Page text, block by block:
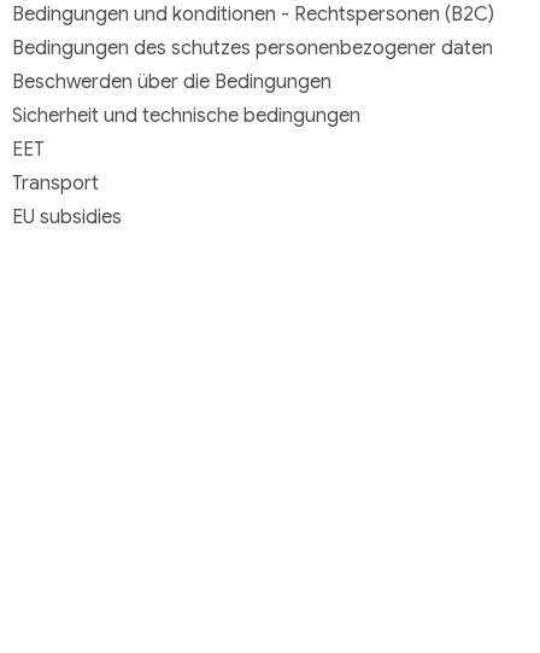
Bedingungen und konditionen - Rechtspersonen (B2C)
Bedingungen des schutzes personenbezogener daten
Beschwerden über die Bedingungen
Sicherheit und technische bedingungen
EET
Transport
EU subsidies